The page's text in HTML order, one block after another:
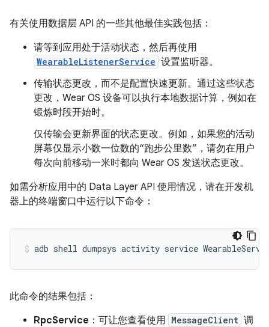
有关使用数据层 API 的一些其他最佳实践包括：
请等到应用处于活动状态，然后再使用
WearableListenerService 设置监听器。
传输状态更改，而不是配置快速更新。通过这些状态
更改，Wear OS 设备可以执行本地数据计算，例如在
锻炼时段开始时。
仅传输会更新界面的状态更改。例如，如果您的活动
屏幕仅显示小数一位数的“跑步公里数”，请勿在用户
每次向前移动一米时都向 Wear OS 发送状态更改。
如需分析应用中的 Data Layer API 使用情况，请在开发机
器上的终端窗口中运行以下命令：
adb shell dumpsys activity service
此命令的结果包括：
RpcService ：可让您查看使用 MessageClient 调